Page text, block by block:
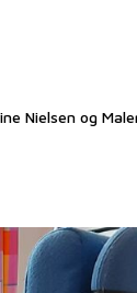
Nielsen og